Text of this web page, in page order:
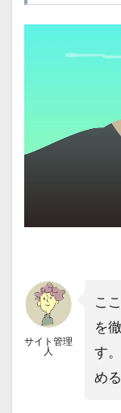
サイト管理
人
こ
を
す
め